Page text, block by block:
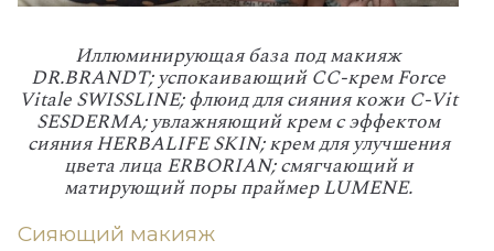
Иллюминирующая база под макияж
DR.BRANDT; успокаивающий СС-крем Force
Vitale SWISSLINE; флюид для сияния кожи C-Vit
SESDERMA; увлажняющий крем с эффектом
сияния HERBALIFE SKIN; крем для улучшения
цвета лица ERBORIAN; смягчающий и
матирующий поры праймер LUMENE.
Сияющий макияж